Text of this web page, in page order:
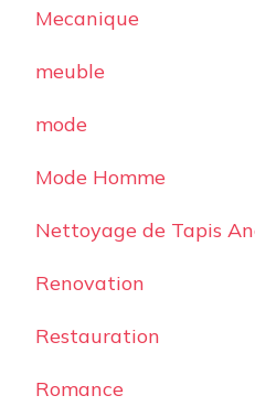
Mecanique
meuble
mode
Mode Homme
Nettoyage de Tapis
Renovation
Restauration
Romance